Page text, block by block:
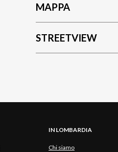
MAPPA
STREETVIEW
IN LOMBARDIA
Chi siamo